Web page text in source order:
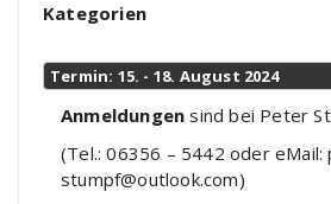
Kategorien
Termin: 15. - 18. August 2024
Anmeldungensind bei Peter
(Tel.: 06356 – 5442 oder eMail:
stumpf@outlook.com)